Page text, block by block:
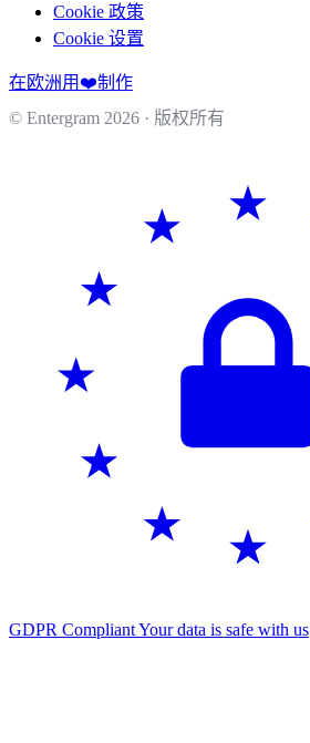
Cookie 政策
Cookie 设置
在欧洲用❤️制作
© Entergram 2026 · 版权所有
GDPR CompliantYour data is safe with us